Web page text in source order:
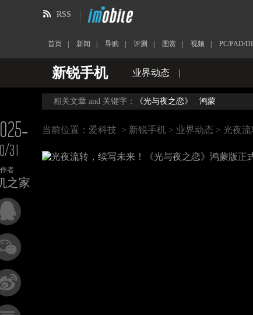
RSS
首页 新闻 导购 评测 图赏 视频 PC/PAD/
新锐手机 业界动态 |
31
作者
之家
相关文章 and 关键字： 《光与夜之恋》 鸿蒙
当前位置： 爱科技 > 新锐手机 > 业界动态 > 光夜